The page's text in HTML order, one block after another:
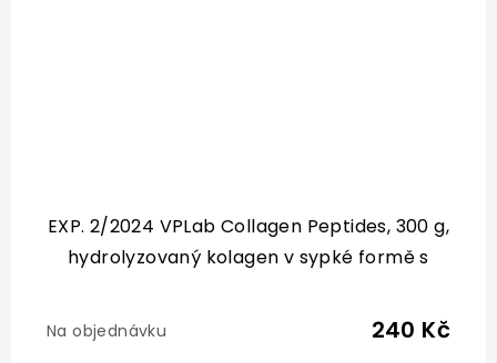
EXP. 2/2024 VPLab Collagen Peptides, 300 g,
hydrolyzovaný kolagen v sypké formě s
Na objednávku 240 Kč